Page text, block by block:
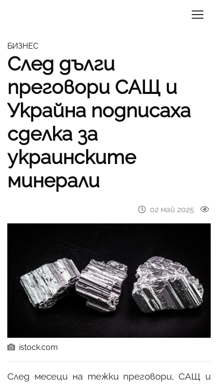
БИЗНЕС
След дълги
преговори САЩ и
Украйна подписаха
сделка за
украинските
минерали
02 май 2025
istock.com
След месеци на тежки преговори, САЩ и